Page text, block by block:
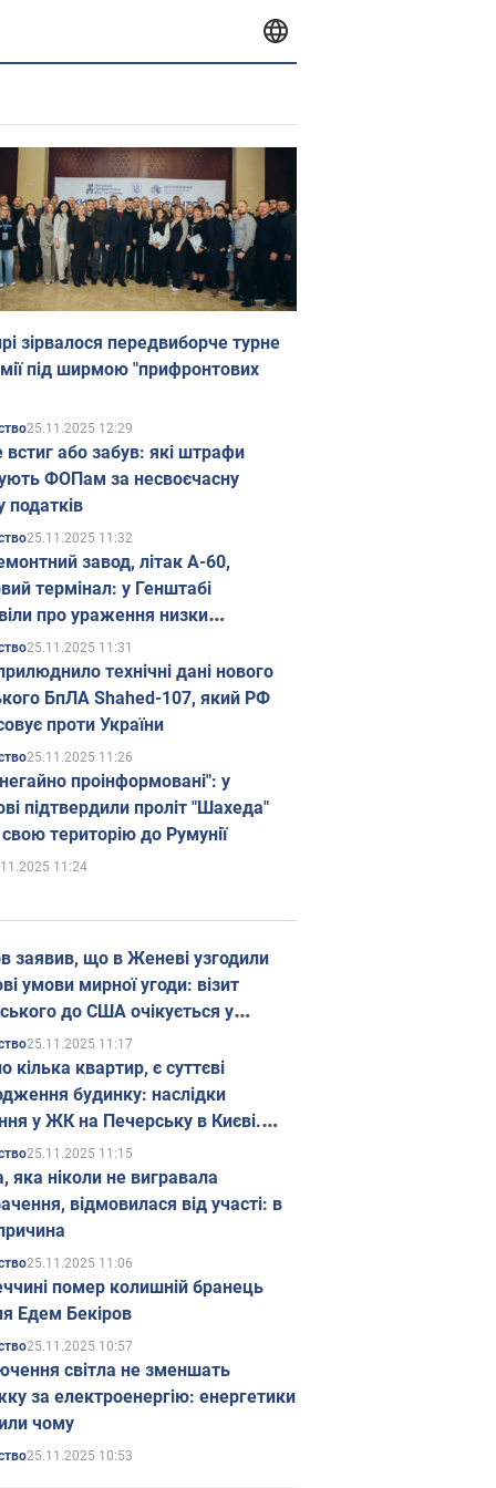
зірвалося передвиборче турне
під ширмою "прифронтових
25.11.2025 12:29
встиг або забув: які штрафи
ФОПам за несвоєчасну
податків
25.11.2025 11:32
завод, літак А-60,
термінал: у Генштабі
про ураження низки
об'єктів Росії
25.11.2025 11:31
технічні дані нового
БпЛА Shahed-107, який РФ
проти України
25.11.2025 11:26
проінформовані": у
підтвердили проліт "Шахеда"
територію до Румунії
11:24
заявив, що в Женеві узгодили
умови мирної угоди: візит
до США очікується у
25.11.2025 11:17
кілька квартир, є суттєві
будинку: наслідки
у ЖК на Печерську в Києві.
25.11.2025 11:15
яка ніколи не вигравала
відмовилася від участі: в
25.11.2025 11:06
помер колишній бранець
Едем Бекіров
25.11.2025 10:57
світла не зменшать
за електроенергію: енергетики
чому
25.11.2025 10:53